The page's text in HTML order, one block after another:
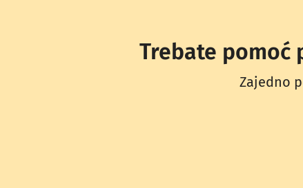
Trebate pomoć
Zajedno